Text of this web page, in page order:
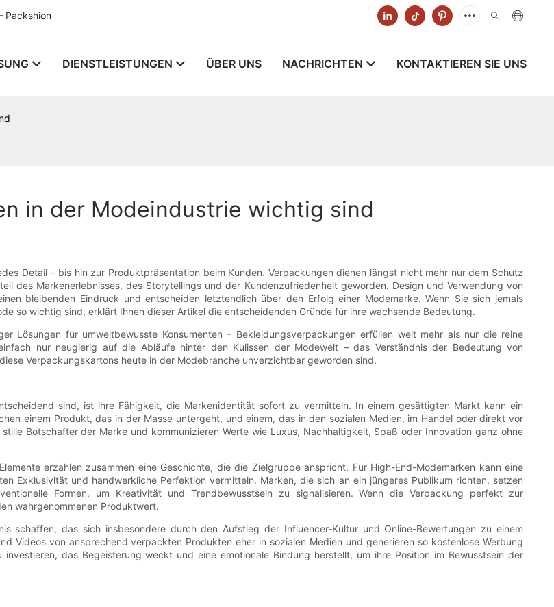
Packshion
DIENSTLEISTUNGEN ÜBER UNS NACHRICHTEN KONTAKTIEREN SIE UNS
in der Modeindustrie wichtig sind
Detail – bis hin zur Produktpräsentation beim Kunden. Verpackungen dienen längst nicht mehr nur dem Schutz
des Markenerlebnisses, des Storytellings und der Kundenzufriedenheit geworden. Design und Verwendung von
bleibenden Eindruck und entscheiden letztendlich über den Erfolg einer Modemarke. Wenn Sie sich jemals
so wichtig sind, erklärt Ihnen dieser Artikel die entscheidenden Gründe für ihre wachsende Bedeutung.
Lösungen für umweltbewusste Konsumenten – Bekleidungsverpackungen erfüllen weit mehr als nur die reine
nur neugierig auf die Abläufe hinter den Kulissen der Modewelt – das Verständnis der Bedeutung von
Verpackungskartons heute in der Modebranche unverzichtbar geworden sind.
sind, ist ihre Fähigkeit, die Markenidentität sofort zu vermitteln. In einem gesättigten Markt kann ein
einem Produkt, das in der Masse untergeht, und einem, das in den sozialen Medien, im Handel oder direkt vor
Botschafter der Marke und kommunizieren Werte wie Luxus, Nachhaltigkeit, Spaß oder Innovation ganz ohne
erzählen zusammen eine Geschichte, die die Zielgruppe anspricht. Für High-End-Modemarken kann eine
Exklusivität und handwerkliche Perfektion vermitteln. Marken, die sich an ein jüngeres Publikum richten, setzen
Formen, um Kreativität und Trendbewusstsein zu signalisieren. Wenn die Verpackung perfekt zur
wahrgenommenen Produktwert.
schaffen, das sich insbesondere durch den Aufstieg der Influencer-Kultur und Online-Bewertungen zu einem
Videos von ansprechend verpackten Produkten eher in sozialen Medien und generieren so kostenlose Werbung
das Begeisterung weckt und eine emotionale Bindung herstellt, um ihre Position im Bewusstsein der